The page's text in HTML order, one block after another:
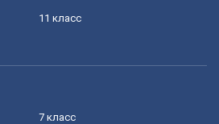
11 класс
7 класс